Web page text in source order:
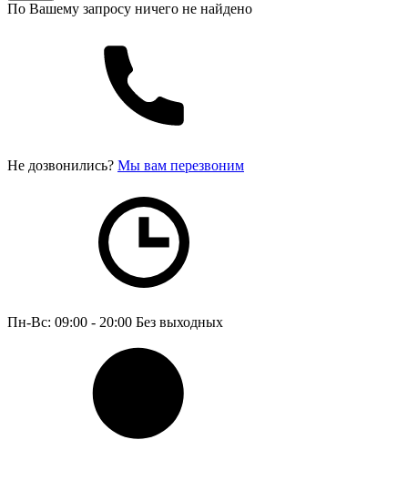
По Вашему запросу ничего не найдено
Не дозвонились? Мы вам перезвоним
Пн-Вс: 09:00 - 20:00 Без выходных